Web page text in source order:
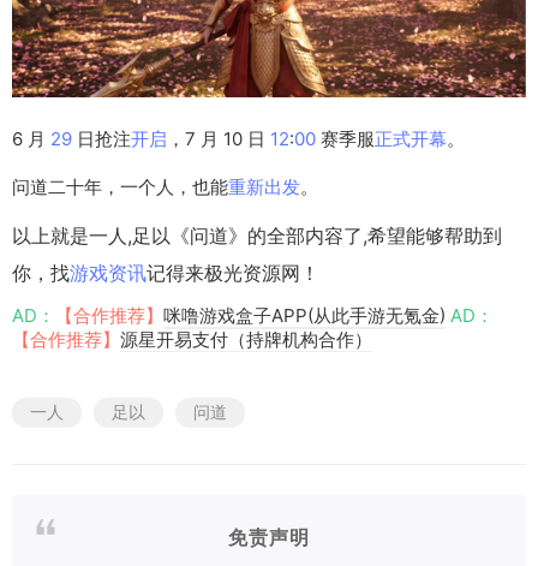
6 月 29 日抢注开启 ，7 月 10 日 12:00 赛季服正式开幕。
问道二十年，一个人，也能重新出发。
以上就是一人,足以《问道》的全部内容了,希望能够帮助到
你，找游戏资讯记得来极光资源网！
AD： 【合作推荐】 咪噜游戏盒子APP(从此手游无氪金) AD：
【合作推荐】 源星开易支付（持牌机构合作）
一人 足以 问道
免责声明